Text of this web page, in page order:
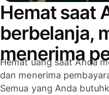
Hemat saat
berbelanja,
menerima
Hemat uang saat Anda
dan menerima
Semua yang Anda